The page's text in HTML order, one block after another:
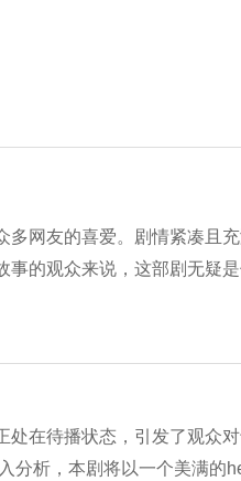
多网友的喜爱。剧情紧凑且
的观众来说，这部剧无疑
处在待播状态，引发了观众
分析，本剧将以一个美满的